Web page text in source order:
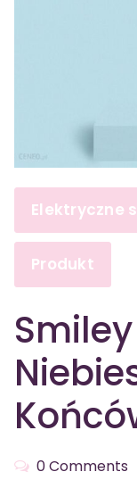
Elektryczne
Produkt
0 Comments